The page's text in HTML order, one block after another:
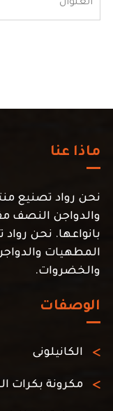
ماذا عنا
نحن رواد تصنيع
والدواجن النصف
بانواعها. نحن
المطهيات
والخضروات.
الوصفات
الكانيلونى
مكرونة بكرات